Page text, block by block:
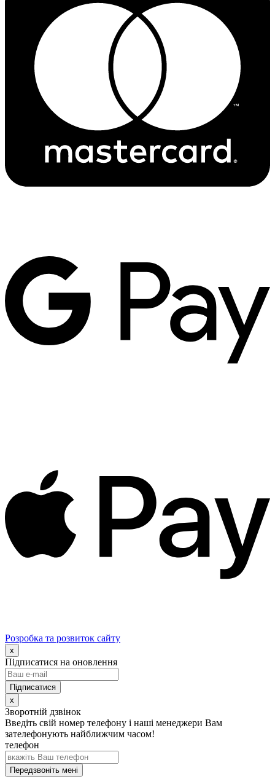
Розробка та розвиток сайту
x
Підписатися на оновлення
x
Зворотній дзвінок
Введіть свій номер телефону і наші менеджери Вам
зателефонують найближчим часом!
телефон
Передзвоніть мені